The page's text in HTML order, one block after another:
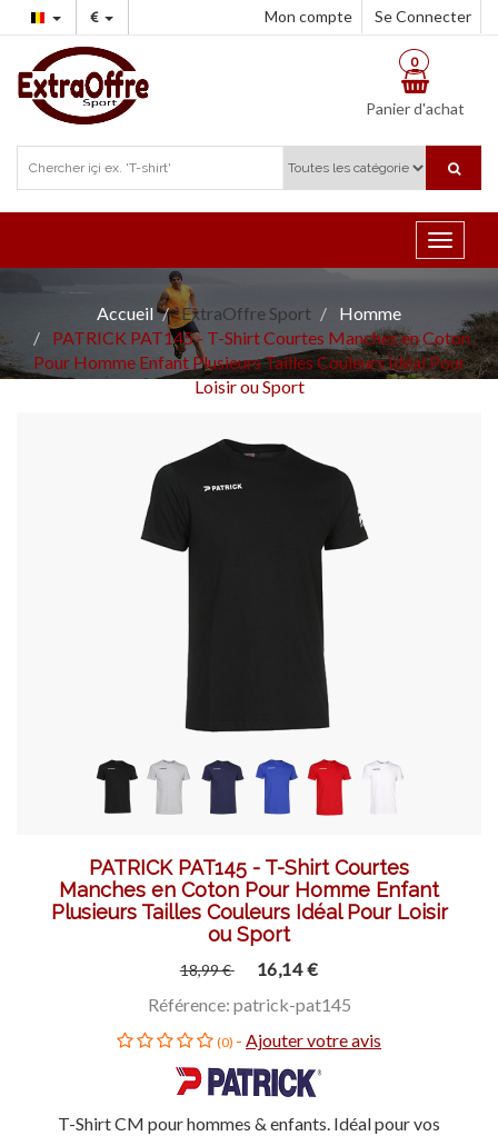
Mon compte Se Connecter
Panier d'achat
0
Toggle
Accueil ExtraOffre Sport
Homme
PATRICK PAT145 - T-Shirt Courtes Manches en Coton
Pour Homme Enfant Plusieurs Tailles Couleurs Idéal Pour
Loisir ou Sport
PATRICK PAT145 - T-Shirt Courtes
Manches en Coton Pour Homme Enfant
Plusieurs Tailles Couleurs Idéal Pour Loisir
ou Sport
18,99 €
16,14 €
Référence: patrick-pat145
(0) - Ajouter votre avis
T-Shirt CM pour hommes & enfants. Idéal pour vos